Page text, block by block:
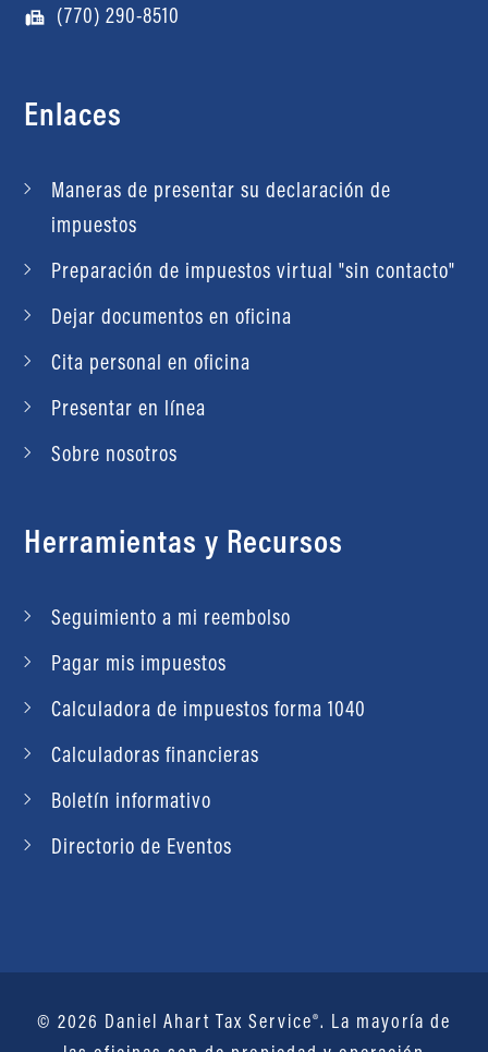
(770) 290-8510
Enlaces
Maneras de presentar su declaración de
impuestos
Preparación de impuestos virtual "sin contacto"
Dejar documentos en oficina
Cita personal en oficina
Presentar en línea
Sobre nosotros
Herramientas y Recursos
Seguimiento a mi reembolso
Pagar mis impuestos
Calculadora de impuestos forma 1040
Calculadoras financieras
Boletín informativo
Directorio de Eventos
© 2026 Daniel Ahart Tax Service®. La mayoría de